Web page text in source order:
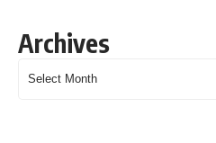
Archives